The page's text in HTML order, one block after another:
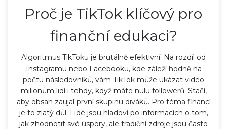
Proč je TikTok klíčový pro
finanční edukaci?
Algoritmus TikToku je brutálně efektivní. Na rozdíl od
Instagramu nebo Facebooku, kde záleží hodně na
počtu následovníků, vám TikTok může ukázat video
milionům lidí i tehdy, když máte nulu followerů. Stačí,
aby obsah zaujal první skupinu diváků. Pro téma financí
je to zlatý důl. Lidé jsou hladoví po informacích o tom,
jak zhodnotit své úspory, ale tradiční zdroje jsou často